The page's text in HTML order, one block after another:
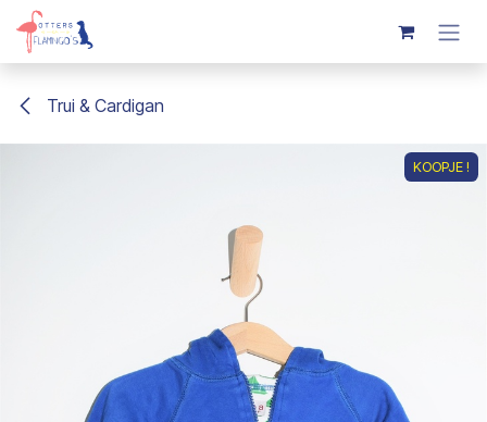
Overslaan naar inhoud
Trui & Cardigan
KOOPJE !